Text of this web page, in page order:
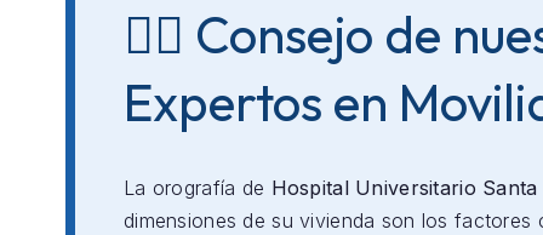
👨‍⚕️ Consejo de
Expertos en
La orografía de Hospital Universitario Santa
dimensiones de su vivienda son los factores